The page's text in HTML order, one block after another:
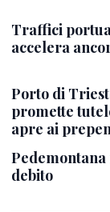
Traffici
accelera
Porto di
promette
apre ai
debito